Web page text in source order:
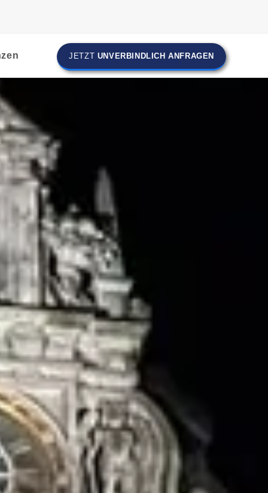
JETZT UNVERBINDLICH ANFRAGEN